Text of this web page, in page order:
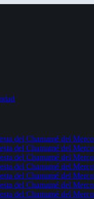
del Chamamé del
del Chamamé del
del Chamamé del
del Chamamé del
del Chamamé del
del Chamamé del
del Chamamé del